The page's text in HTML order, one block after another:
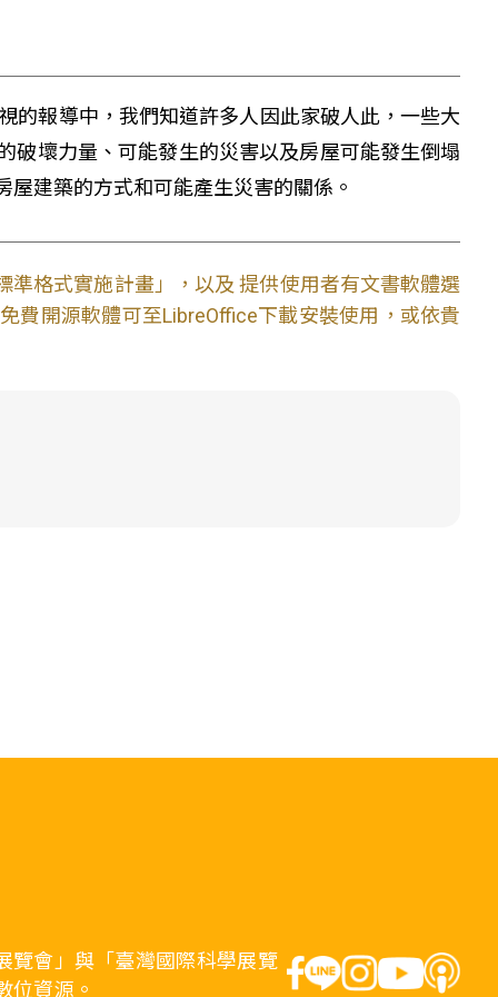
的報導中，我們知道許多人因此家破人此，一些大
破壞力量、可能發生的災害以及房屋可能發生倒塌
建築的方式和可能產生災害的關係。
準格式實施計畫」，以及 提供使用者有文書軟體選
費開源軟體可至LibreOffice下載安裝使用，或依貴
覽會」與「臺灣國際科學展覽
位資源。